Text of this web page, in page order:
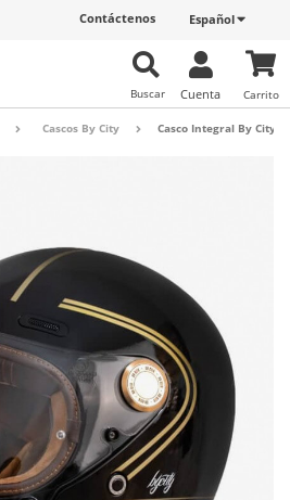
Español
Contáctenos
Carrito
Cuenta
Buscar
Cascos By City Casco Integral By City